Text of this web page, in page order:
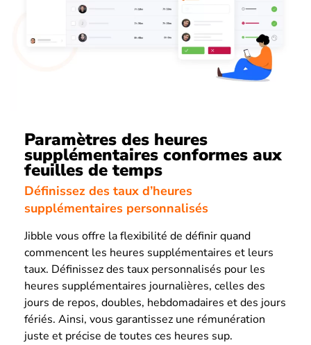
Paramètres des heures
supplémentaires conformes aux
feuilles de temps
Définissez des taux d’heures
supplémentaires personnalisés
Jibble vous offre la flexibilité de définir quand
commencent les heures supplémentaires et leurs
taux. Définissez des taux personnalisés pour les
heures supplémentaires journalières, celles des
jours de repos, doubles, hebdomadaires et des jours
fériés. Ainsi, vous garantissez une rémunération
juste et précise de toutes ces heures sup.